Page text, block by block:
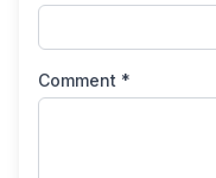
Comment *